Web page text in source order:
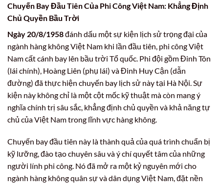
Chuyến Bay Đầu Tiên Của Phi Công Việt Nam: Khẳng Định
Chủ Quyền Bầu Trời
Ngày 20/8/1958đánh dấu một sự kiện lịch sử trọng đại của
ngành hàng không Việt Nam khi lần đầu tiên, phi công Việt
Nam cất cánh bay lên bầu trời Tổ quốc. Phi đội gồm Đinh Tôn
(lái chính), Hoàng Liên (phụ lái) và Đinh Huy Cận (dẫn
đường) đã thực hiện chuyến bay lịch sử này tại Hà Nội. Sự
kiện này không chỉ là một cột mốc kỹ thuật mà còn mang ý
nghĩa chính trị sâu sắc, khẳng định chủ quyền và khả năng tự
chủ của Việt Nam trong lĩnh vực hàng không.
Chuyến bay đầu tiên này là thành quả của quá trình chuẩn bị
kỹ lưỡng, đào tạo chuyên sâu và ý chí quyết tâm của những
người lính phi công. Nó đã mở ra một kỷ nguyên mới cho
ngành hàng không quân sự và dân dụng Việt Nam, đặt nền